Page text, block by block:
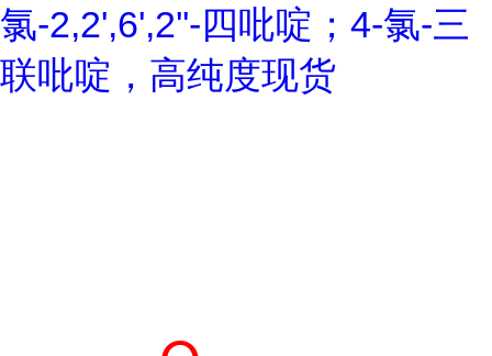
氯-2,2',6',2''-四吡啶；4-氯-三
联吡啶，高纯度现货